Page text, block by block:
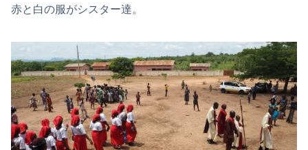
赤と白の服がシスター達。